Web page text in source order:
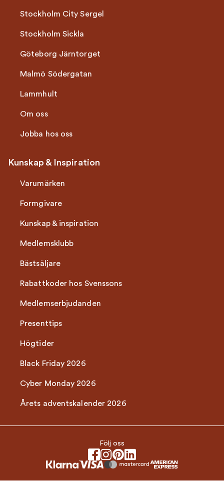
Stockholm City Sergel
Stockholm Sickla
Göteborg Järntorget
Malmö Södergatan
Lammhult
Om oss
Jobba hos oss
Kunskap & Inspiration
Varumärken
Formgivare
Kunskap & inspiration
Medlemsklubb
Bästsäljare
Rabattkoder hos Svenssons
Medlemserbjudanden
Presenttips
Högtider
Black Friday 2026
Cyber Monday 2026
Årets adventskalender 2026
Följ oss